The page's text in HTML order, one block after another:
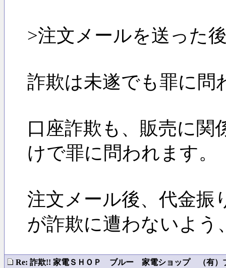
>注文メールを送った
詐欺は未遂でも罪に問
口座詐欺も、販売に関
けで罪に問われます。
注文メール後、代金振
が詐欺に遭わないよう
Re: 詐欺!! 家電ＳＨＯＰ ブルー 家電ショップ （有）